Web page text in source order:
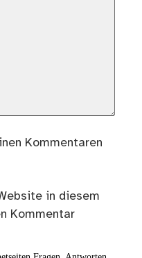
Kommentaren
in diesem
Kommentar